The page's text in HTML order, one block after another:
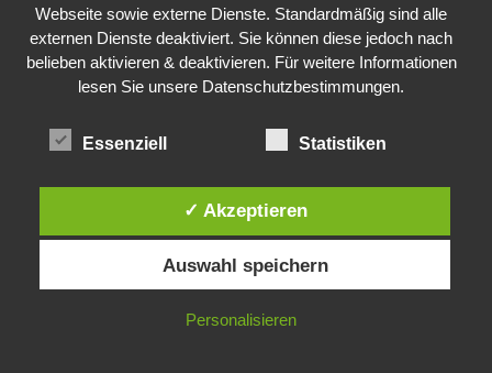
Die Geschichte der Kubushäuser
9. Juli 2018
Was ist denn das? -Mars „SOL 735“ Rover Curiosity
26. Oktober 2015
Diese Website verwendet Cookies. Durch die weitere Nutzung dieser
Website stimmst du der Verwendung von Cookies zu.
IN ORDNUNG
Webseite sowie externe Dienste. Standardmäßig sind alle
externen Dienste deaktiviert. Sie können diese jedoch nach
belieben aktivieren & deaktivieren. Für weitere Informationen
lesen Sie unsere Datenschutzbestimmungen.
Essenziell Statistiken
✓ Akzeptieren
Auswahl speichern
Personalisieren